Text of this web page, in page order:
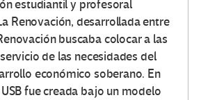
estudiantil y profesoral
Renovación, desarrollada entre
buscaba colocar a las
de las necesidades del
económico soberano. En
fue creada bajo un modelo